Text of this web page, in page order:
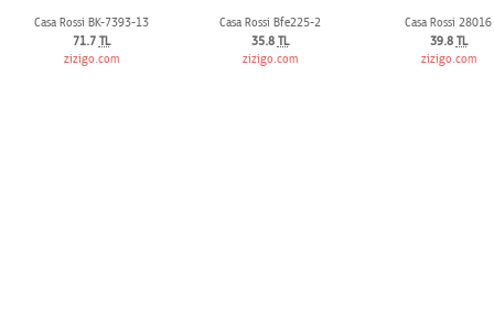
Casa Rossi BK-7393-13
71.7 TL
zizigo.com
Casa Rossi Bfe225-2
35.8 TL
zizigo.com
Casa Rossi 28016
39.8 TL
zizigo.com